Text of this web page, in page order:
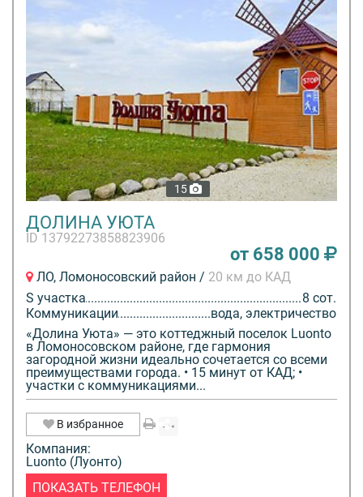
15
ДОЛИНА УЮТА
ID 13792273858823906
от 658 000
ЛО, Ломоносовский район / 20 км до КАД
S участка
8 сот.
Коммуникации
вода, электричество
«Долина Уюта» — это коттеджный поселок Luonto
в Ломоносовском районе, где гармония
загородной жизни идеально сочетается со всеми
преимуществами города. • 15 минут от КАД; •
участки с коммуникациями...
В избранное
Компания:
Luonto (Луонто)
ПОКАЗАТЬ ТЕЛЕФОН